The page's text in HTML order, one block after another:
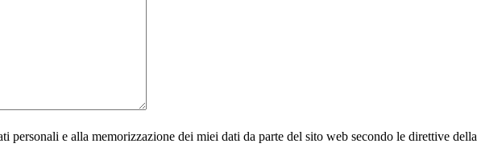
personali e alla memorizzazione dei miei dati da parte del sito web secondo le direttive della